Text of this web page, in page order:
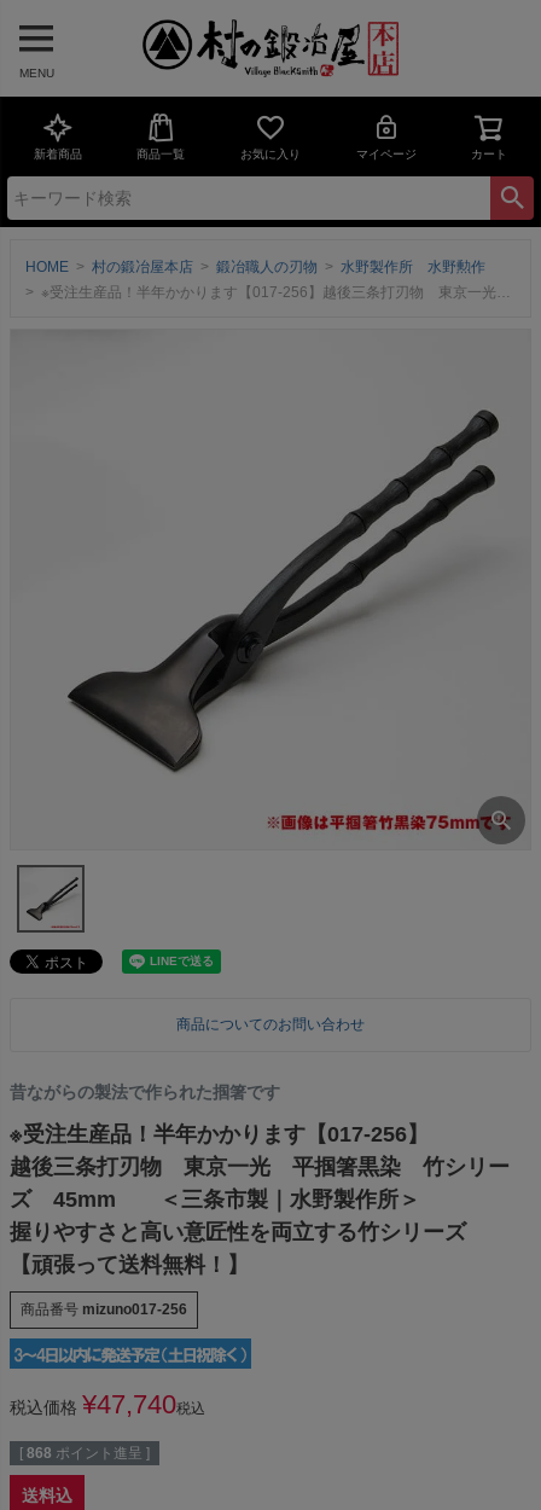
MENU
新着商品 商品一覧 お気に入り マイページ カート
HOME 村の鍛冶屋本店 鍛冶職人の刃物
水野製作所 水野勲作
※受注生産品！半年かかります【017-256】越後三条打刃物 東京一光 平掴箸黒染 竹シリーズ 45mm ＜三条市製｜水野製作所＞握りやすさと高い意匠性を両立する竹シリーズ【頑張って送料無料！】
商品についてのお問い合わせ
昔ながらの製法で作られた掴箸です
※受注生産品！半年かかります【017-256】
越後三条打刃物 東京一光 平掴箸黒染 竹シリー
ズ 45mm ＜三条市製｜水野製作所＞
握りやすさと高い意匠性を両立する竹シリーズ
【頑張って送料無料！】
商品番号 mizuno017-256
税込価格 ¥47,740税込
[ 868 ポイント進呈 ]
送料込